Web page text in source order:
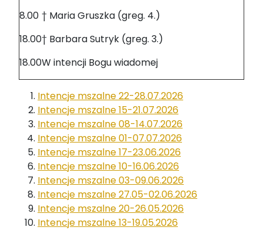
8.00 † Maria Gruszka (greg. 4.)
18.00† Barbara Sutryk (greg. 3.)
18.00W intencji Bogu wiadomej
Intencje mszalne 22-28.07.2026
Intencje mszalne 15-21.07.2026
Intencje mszalne 08-14.07.2026
Intencje mszalne 01-07.07.2026
Intencje mszalne 17-23.06.2026
Intencje mszalne 10-16.06.2026
Intencje mszalne 03-09.06.2026
Intencje mszalne 27.05-02.06.2026
Intencje mszalne 20-26.05.2026
Intencje mszalne 13-19.05.2026